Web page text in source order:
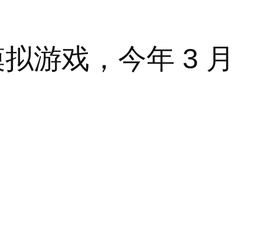
游戏，今年 3 月